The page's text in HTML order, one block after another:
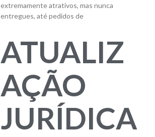
extremamente atrativos, mas nunca
entregues, até pedidos de
ATUALIZ
AÇÃO
JURÍDICA